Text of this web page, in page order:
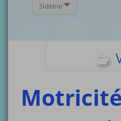
Sidebar